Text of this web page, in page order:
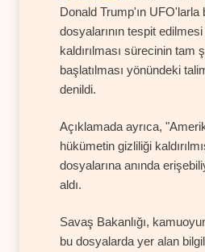
Donald Trump'ın UFO'larla
dosyalarının tespit
kaldırılması sürecinin tam
başlatılması yönündeki
denildi.
Açıklamada ayrıca,
hükümetin gizliliği
dosyalarına anında
aldı.
Savaş Bakanlığı,
bu dosyalarda yer alan